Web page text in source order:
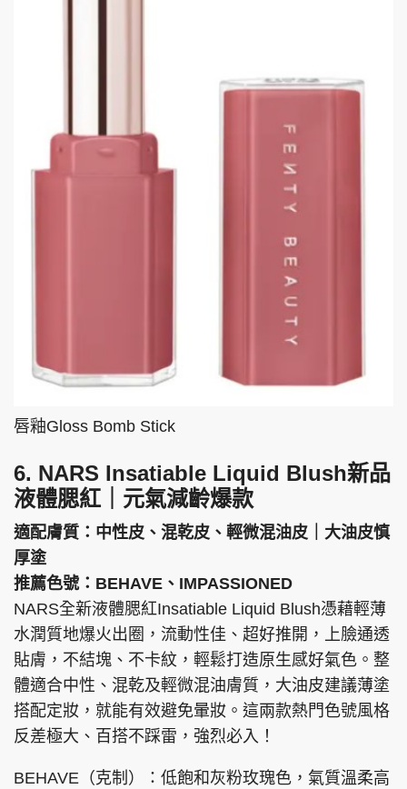
唇釉Gloss Bomb Stick
6. NARS Insatiable Liquid Blush新品
液體腮紅｜元氣減齡爆款
適配膚質：中性皮、混乾皮、輕微混油皮｜大油皮慎
厚塗
推薦色號：BEHAVE、IMPASSIONED
NARS全新液體腮紅Insatiable Liquid Blush憑藉輕薄
水潤質地爆火出圈，流動性佳、超好推開，上臉通透
貼膚，不結塊、不卡紋，輕鬆打造原生感好氣色。整
體適合中性、混乾及輕微混油膚質，大油皮建議薄塗
搭配定妝，就能有效避免暈妝。這兩款熱門色號風格
反差極大、百搭不踩雷，強烈必入！
BEHAVE（克制）：低飽和灰粉玫瑰色，氣質溫柔高